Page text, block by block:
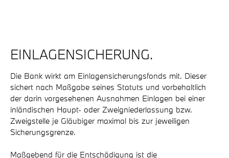
EINLAGENSICHERUNG.
Die Bank wirkt am Einlagensicherungsfonds mit. Dieser
sichert nach Maßgabe seines Statuts und vorbehaltlich
der darin vorgesehenen Ausnahmen Einlagen bei einer
inländischen Haupt- oder Zweigniederlassung bzw.
Zweigstelle je Gläubiger maximal bis zur jeweiligen
Sicherungsgrenze.
Maßgebend für die Entschädigung ist die